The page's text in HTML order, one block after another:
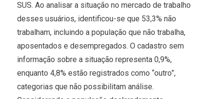
SUS. Ao analisar a situação no mercado de trabalho
desses usuários, identificou-se que 53,3% não
trabalham, incluindo a população que não trabalha,
aposentados e desempregados. O cadastro sem
informação sobre a situação representa 0,9%,
enquanto 4,8% estão registrados como “outro”,
categorias que não possibilitam análise.